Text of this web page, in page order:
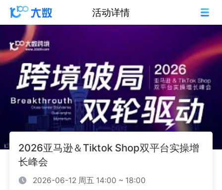
活动详情
2026亚马逊＆Tiktok Shop双平台实操增
长峰会
2026-06-12 周五 14:00 ~ 18:00